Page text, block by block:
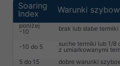
Soaring
Index
Warunki
poniżej
-10
brak lub słabe termiki
-10 do 5
suche termiki lub 1/8
z umiarkowanymi
5 do 15
dobre warunki